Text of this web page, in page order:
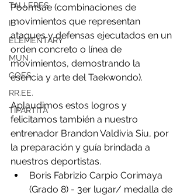
TALLERES
IB
ELEMENTARY
MUN
COES
RR.EE.
TIPARTITA
Poomsae (combinaciones de
movimientos que representan
ataques y defensas ejecutados en un
orden concreto o línea de
movimientos, demostrando la
esencia y arte del Taekwondo).
Aplaudimos estos logros y
felicitamos también a nuestro
entrenador Brandon Valdivia Siu, por
la preparación y guía brindada a
nuestros deportistas.
Boris Fabrizio Carpio Corimaya
(Grado 8) - 3er lugar/ medalla de